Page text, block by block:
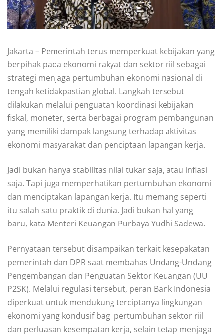
Jakarta – Pemerintah terus memperkuat kebijakan yang
berpihak pada ekonomi rakyat dan sektor riil sebagai
strategi menjaga pertumbuhan ekonomi nasional di
tengah ketidakpastian global. Langkah tersebut
dilakukan melalui penguatan koordinasi kebijakan
fiskal, moneter, serta berbagai program pembangunan
yang memiliki dampak langsung terhadap aktivitas
ekonomi masyarakat dan penciptaan lapangan kerja.
Jadi bukan hanya stabilitas nilai tukar saja, atau inflasi
saja. Tapi juga memperhatikan pertumbuhan ekonomi
dan menciptakan lapangan kerja. Itu memang seperti
itu salah satu praktik di dunia. Jadi bukan hal yang
baru, kata Menteri Keuangan Purbaya Yudhi Sadewa.
Pernyataan tersebut disampaikan terkait kesepakatan
pemerintah dan DPR saat membahas Undang-Undang
Pengembangan dan Penguatan Sektor Keuangan (UU
P2SK). Melalui regulasi tersebut, peran Bank Indonesia
diperkuat untuk mendukung terciptanya lingkungan
ekonomi yang kondusif bagi pertumbuhan sektor riil
dan perluasan kesempatan kerja, selain tetap menjaga